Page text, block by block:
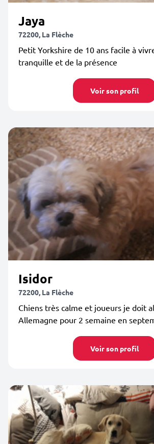
Jaya
72200, La Flèche
Petit Yorkshire de 10 ans facile à
tranquille et de la présence
Voir son profil
Isidor
72200, La Flèche
Chiens très calme et joueurs je doit
Allemagne pour 2 semaine en
Voir son profil